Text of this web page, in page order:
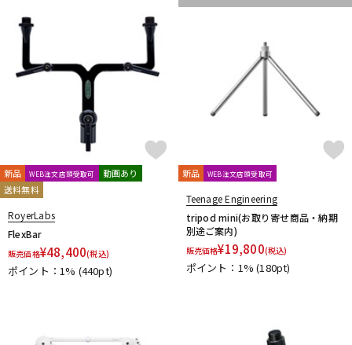
新品 WEB注文店頭受取可
動画あり
送料無料
RoyerLabs
FlexBar
販売価格¥48,400(税込)
ポイント：1% (440pt)
新品 WEB注文店頭受取可
Teenage Engineering
tripod mini(お取り寄せ商品・納期
別途ご案内)
販売価格¥19,800(税込)
ポイント：1%(180pt)